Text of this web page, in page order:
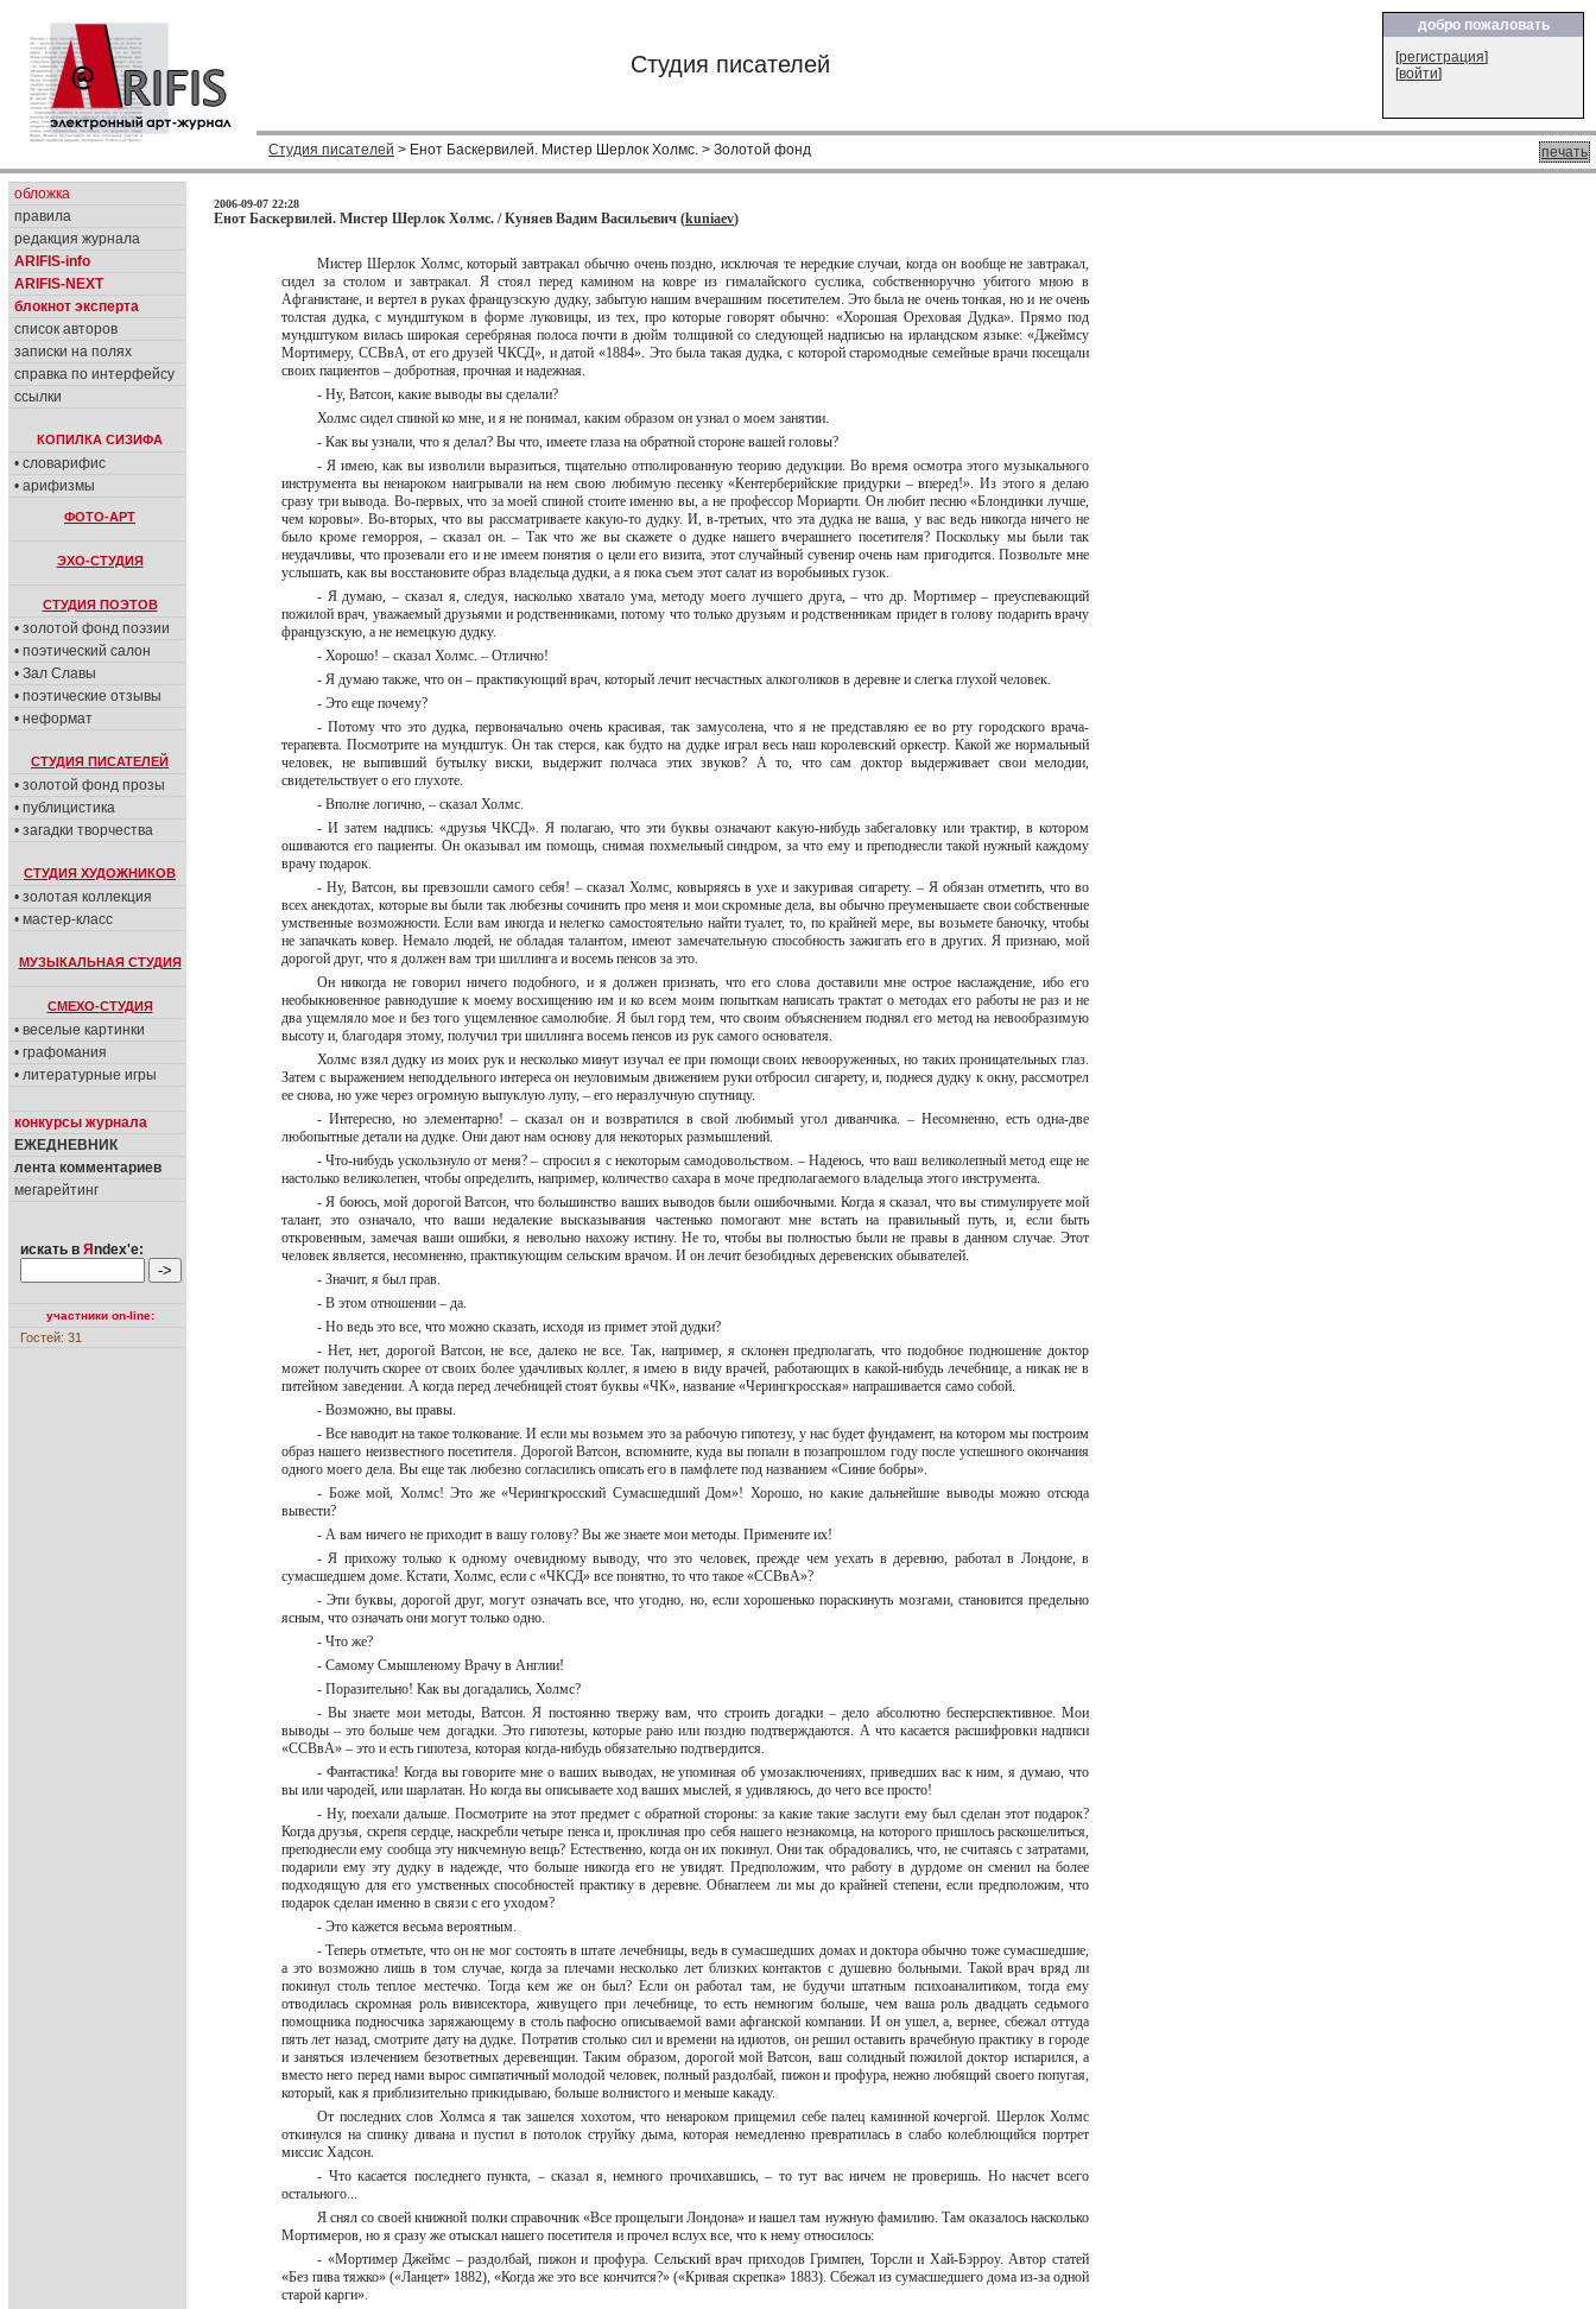
Студия писателей
добро пожаловать
[регистрация]
[войти]
печать
Студия писателей > Енот Баскервилей. Мистер Шерлок Холмс. > Золотой фонд
обложка
правила
редакция журнала
ARIFIS-info
ARIFIS-NEXT
блокнот эксперта
список авторов
записки на полях
справка по интерфейсу
ссылки
КОПИЛКА СИЗИФА
• словарифис
• арифизмы
ФОТО-АРТ
ЭХО-СТУДИЯ
СТУДИЯ ПОЭТОВ
• золотой фонд поэзии
• поэтический салон
• Зал Славы
• поэтические отзывы
• неформат
СТУДИЯ ПИСАТЕЛЕЙ
• золотой фонд прозы
• публицистика
• загадки творчества
СТУДИЯ ХУДОЖНИКОВ
• золотая коллекция
• мастер-класс
МУЗЫКАЛЬНАЯ СТУДИЯ
СМЕХО-СТУДИЯ
• веселые картинки
• графомания
• литературные игры
конкурсы журнала
ЕЖЕДНЕВНИК
лента комментариев
мегарейтинг
искать в Я ndex'е:
участники on-line:
Гостей: 31
2006-09-07 22:28
Енот Баскервилей. Мистер Шерлок Холмс. / Куняев Вадим Васильевич (kuniaev)
Мистер Шерлок Холмс, который завтракал обычно очень поздно, исключая те нередкие случаи, когда он вообще не завтракал,
сидел за столом и завтракал. Я стоял перед камином на ковре из гималайского суслика, собственноручно убитого мною в
Афганистане, и вертел в руках французскую дудку, забытую нашим вчерашним посетителем. Это была не очень тонкая, но и не очень
толстая дудка, с мундштуком в форме луковицы, из тех, про которые говорят обычно: «Хорошая Ореховая Дудка». Прямо под
мундштуком вилась широкая серебряная полоса почти в дюйм толщиной со следующей надписью на ирландском языке: «Джеймсу
Мортимеру, ССВвА, от его друзей ЧКСД», и датой «1884». Это была такая дудка, с которой старомодные семейные врачи посещали
своих пациентов – добротная, прочная и надежная.
- Ну, Ватсон, какие выводы вы сделали?
Холмс сидел спиной ко мне, и я не понимал, каким образом он узнал о моем занятии.
- Как вы узнали, что я делал? Вы что, имеете глаза на обратной стороне вашей головы?
- Я имею, как вы изволили выразиться, тщательно отполированную теорию дедукции. Во время осмотра этого музыкального
инструмента вы ненароком наигрывали на нем свою любимую песенку «Кентерберийские придурки – вперед!». Из этого я делаю
сразу три вывода. Во-первых, что за моей спиной стоите именно вы, а не профессор Мориарти. Он любит песню «Блондинки лучше,
чем коровы». Во-вторых, что вы рассматриваете какую-то дудку. И, в-третьих, что эта дудка не ваша, у вас ведь никогда ничего не
было кроме геморроя, – сказал он. – Так что же вы скажете о дудке нашего вчерашнего посетителя? Поскольку мы были так
неудачливы, что прозевали его и не имеем понятия о цели его визита, этот случайный сувенир очень нам пригодится. Позвольте мне
услышать, как вы восстановите образ владельца дудки, а я пока съем этот салат из воробьиных гузок.
- Я думаю, – сказал я, следуя, насколько хватало ума, методу моего лучшего друга, – что др. Мортимер – преуспевающий
пожилой врач, уважаемый друзьями и родственниками, потому что только друзьям и родственникам придет в голову подарить врачу
французскую, а не немецкую дудку.
- Хорошо! – сказал Холмс. – Отлично!
- Я думаю также, что он – практикующий врач, который лечит несчастных алкоголиков в деревне и слегка глухой человек.
- Это еще почему?
- Потому что это дудка, первоначально очень красивая, так замусолена, что я не представляю ее во рту городского врача-
терапевта. Посмотрите на мундштук. Он так стерся, как будто на дудке играл весь наш королевский оркестр. Какой же нормальный
человек, не выпивший бутылку виски, выдержит полчаса этих звуков? А то, что сам доктор выдерживает свои мелодии,
свидетельствует о его глухоте.
- Вполне логично, – сказал Холмс.
- И затем надпись: «друзья ЧКСД». Я полагаю, что эти буквы означают какую-нибудь забегаловку или трактир, в котором
ошиваются его пациенты. Он оказывал им помощь, снимая похмельный синдром, за что ему и преподнесли такой нужный каждому
врачу подарок.
- Ну, Ватсон, вы превзошли самого себя! – сказал Холмс, ковыряясь в ухе и закуривая сигарету. – Я обязан отметить, что во
всех анекдотах, которые вы были так любезны сочинить про меня и мои скромные дела, вы обычно преуменьшаете свои собственные
умственные возможности. Если вам иногда и нелегко самостоятельно найти туалет, то, по крайней мере, вы возьмете баночку, чтобы
не запачкать ковер. Немало людей, не обладая талантом, имеют замечательную способность зажигать его в других. Я признаю, мой
дорогой друг, что я должен вам три шиллинга и восемь пенсов за это.
Он никогда не говорил ничего подобного, и я должен признать, что его слова доставили мне острое наслаждение, ибо его
необыкновенное равнодушие к моему восхищению им и ко всем моим попыткам написать трактат о методах его работы не раз и не
два ущемляло мое и без того ущемленное самолюбие. Я был горд тем, что своим объяснением поднял его метод на невообразимую
высоту и, благодаря этому, получил три шиллинга восемь пенсов из рук самого основателя.
Холмс взял дудку из моих рук и несколько минут изучал ее при помощи своих невооруженных, но таких проницательных глаз.
Затем с выражением неподдельного интереса он неуловимым движением руки отбросил сигарету, и, поднеся дудку к окну, рассмотрел
ее снова, но уже через огромную выпуклую лупу, – его неразлучную спутницу.
- Интересно, но элементарно! – сказал он и возвратился в свой любимый угол диванчика. – Несомненно, есть одна-две
любопытные детали на дудке. Они дают нам основу для некоторых размышлений.
- Что-нибудь ускользнуло от меня? – спросил я с некоторым самодовольством. – Надеюсь, что ваш великолепный метод еще не
настолько великолепен, чтобы определить, например, количество сахара в моче предполагаемого владельца этого инструмента.
- Я боюсь, мой дорогой Ватсон, что большинство ваших выводов были ошибочными. Когда я сказал, что вы стимулируете мой
талант, это означало, что ваши недалекие высказывания частенько помогают мне встать на правильный путь, и, если быть
откровенным, замечая ваши ошибки, я невольно нахожу истину. Не то, чтобы вы полностью были не правы в данном случае. Этот
человек является, несомненно, практикующим сельским врачом. И он лечит безобидных деревенских обывателей.
- Значит, я был прав.
- В этом отношении – да.
- Но ведь это все, что можно сказать, исходя из примет этой дудки?
- Нет, нет, дорогой Ватсон, не все, далеко не все. Так, например, я склонен предполагать, что подобное подношение доктор
может получить скорее от своих более удачливых коллег, я имею в виду врачей, работающих в какой-нибудь лечебнице, а никак не в
питейном заведении. А когда перед лечебницей стоят буквы «ЧК», название «Черингкросская» напрашивается само собой.
- Возможно, вы правы.
- Все наводит на такое толкование. И если мы возьмем это за рабочую гипотезу, у нас будет фундамент, на котором мы построим
образ нашего неизвестного посетителя. Дорогой Ватсон, вспомните, куда вы попали в позапрошлом году после успешного окончания
одного моего дела. Вы еще так любезно согласились описать его в памфлете под названием «Синие бобры».
- Боже мой, Холмс! Это же «Черингкросский Сумасшедший Дом»! Хорошо, но какие дальнейшие выводы можно отсюда
вывести?
- А вам ничего не приходит в вашу голову? Вы же знаете мои методы. Примените их!
- Я прихожу только к одному очевидному выводу, что это человек, прежде чем уехать в деревню, работал в Лондоне, в
сумасшедшем доме. Кстати, Холмс, если с «ЧКСД» все понятно, то что такое «ССВвА»?
- Эти буквы, дорогой друг, могут означать все, что угодно, но, если хорошенько пораскинуть мозгами, становится предельно
ясным, что означать они могут только одно.
- Что же?
- Самому Смышленому Врачу в Англии!
- Поразительно! Как вы догадались, Холмс?
- Вы знаете мои методы, Ватсон. Я постоянно твержу вам, что строить догадки – дело абсолютно бесперспективное. Мои
выводы – это больше чем догадки. Это гипотезы, которые рано или поздно подтверждаются. А что касается расшифровки надписи
«ССВвА» – это и есть гипотеза, которая когда-нибудь обязательно подтвердится.
- Фантастика! Когда вы говорите мне о ваших выводах, не упоминая об умозаключениях, приведших вас к ним, я думаю, что
вы или чародей, или шарлатан. Но когда вы описываете ход ваших мыслей, я удивляюсь, до чего все просто!
- Ну, поехали дальше. Посмотрите на этот предмет с обратной стороны: за какие такие заслуги ему был сделан этот подарок?
Когда друзья, скрепя сердце, наскребли четыре пенса и, проклиная про себя нашего незнакомца, на которого пришлось раскошелиться,
преподнесли ему сообща эту никчемную вещь? Естественно, когда он их покинул. Они так обрадовались, что, не считаясь с затратами,
подарили ему эту дудку в надежде, что больше никогда его не увидят. Предположим, что работу в дурдоме он сменил на более
подходящую для его умственных способностей практику в деревне. Обнаглеем ли мы до крайней степени, если предположим, что
подарок сделан именно в связи с его уходом?
- Это кажется весьма вероятным.
- Теперь отметьте, что он не мог состоять в штате лечебницы, ведь в сумасшедших домах и доктора обычно тоже сумасшедшие,
а это возможно лишь в том случае, когда за плечами несколько лет близких контактов с душевно больными. Такой врач вряд ли
покинул столь теплое местечко. Тогда кем же он был? Если он работал там, не будучи штатным психоаналитиком, тогда ему
отводилась скромная роль вивисектора, живущего при лечебнице, то есть немногим больше, чем ваша роль двадцать седьмого
помощника подносчика заряжающему в столь пафосно описываемой вами афганской компании. И он ушел, а, вернее, сбежал оттуда
пять лет назад, смотрите дату на дудке. Потратив столько сил и времени на идиотов, он решил оставить врачебную практику в городе
и заняться излечением безответных деревенщин. Таким образом, дорогой мой Ватсон, ваш солидный пожилой доктор испарился, а
вместо него перед нами вырос симпатичный молодой человек, полный раздолбай, пижон и профура, нежно любящий своего попугая,
который, как я приблизительно прикидываю, больше волнистого и меньше какаду.
От последних слов Холмса я так зашелся хохотом, что ненароком прищемил себе палец каминной кочергой. Шерлок Холмс
откинулся на спинку дивана и пустил в потолок струйку дыма, которая немедленно превратилась в слабо колеблющийся портрет
миссис Хадсон.
- Что касается последнего пункта, – сказал я, немного прочихавшись, – то тут вас ничем не проверишь. Но насчет всего
остального...
Я снял со своей книжной полки справочник «Все прощелыги Лондона» и нашел там нужную фамилию. Там оказалось насколько
Мортимеров, но я сразу же отыскал нашего посетителя и прочел вслух все, что к нему относилось:
- «Мортимер Джеймс – раздолбай, пижон и профура. Сельский врач приходов Гримпен, Торсли и Хай-Бэрроу. Автор статей
«Без пива тяжко» («Ланцет» 1882), «Когда же это все кончится?» («Кривая скрепка» 1883). Сбежал из сумасшедшего дома из-за одной
старой карги».